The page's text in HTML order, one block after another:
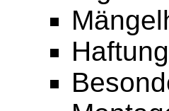
Haftung